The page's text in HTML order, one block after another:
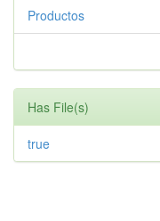
Productos
Has File(s)
true